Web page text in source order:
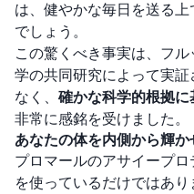
は、健やかな毎日を送る
でしょう。
この驚くべき事実は、フ
学の共同研究によって実
なく、 確かな科学的根拠に
非常に感銘を受けました。
あなたの体を内側から輝
プロマールのアサイープ
を使っているだけではあり